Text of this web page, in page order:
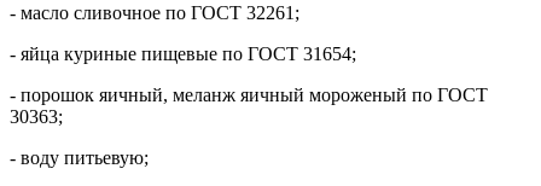
- масло сливочное по ГОСТ 32261;
- яйца куриные пищевые по ГОСТ 31654;
- порошок яичный, меланж яичный мороженый по ГОСТ
30363;
- воду питьевую;